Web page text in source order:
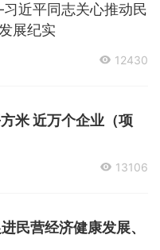
近平同志关心推动民
展纪实
12430
米 近万个企业（项
13106
民营经济健康发展、